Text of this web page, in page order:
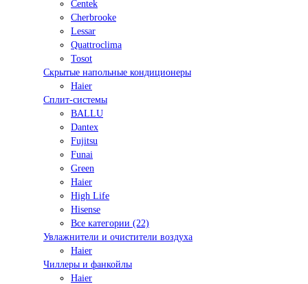
Centek
Cherbrooke
Lessar
Quattroclima
Tosot
Скрытые напольные кондиционеры
Haier
Сплит-системы
BALLU
Dantex
Fujitsu
Funai
Green
Haier
High Life
Hisense
Все категории (22)
Увлажнители и очистители воздуха
Haier
Чиллеры и фанкойлы
Haier